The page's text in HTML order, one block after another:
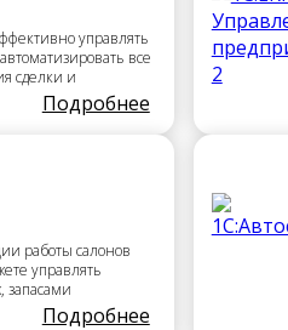
управлять
все
сделки и
Подробнее
работы салонов
управлять
запасами
Подробнее